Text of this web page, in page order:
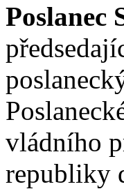
Poslanec
vládního
republiky